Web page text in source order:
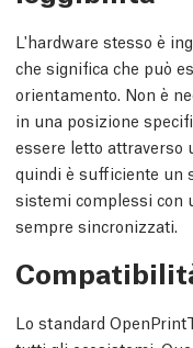
L'hardware stesso è
che significa che può
orientamento. Non è
in una posizione
essere letto attraverso
quindi è sufficiente un
sistemi complessi con
sempre sincronizzati.
Lo standard